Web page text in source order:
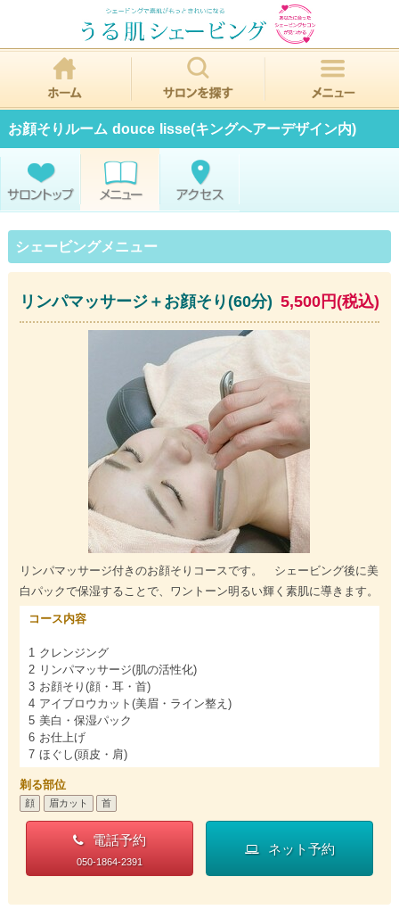
お顔そりルーム douce lisse(キングヘアーデザイン内)
シェービングメニュー
リンパマッサージ＋お顔そり(60分) 5,500円(税込)
リンパマッサージ付きのお顔そりコースです。 シェービング後に美
白パックで保湿することで、ワントーン明るい輝く素肌に導きます。
コース内容
1 クレンジング
2 リンパマッサージ(肌の活性化)
3 お顔そり(顔・耳・首)
4 アイブロウカット(美眉・ライン整え)
5 美白・保湿パック
6 お仕上げ
7 ほぐし(頭皮・肩)
剃る部位
顔 眉カット 首
電話予約
050-1864-2391
ネット予約